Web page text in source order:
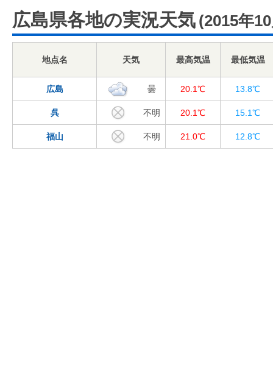
広島県各地の実況天気 (2015年
地点名 天気 最高気温 最低気温
広島 曇 20.1℃ 13.8℃
呉 不明 20.1℃ 15.1℃
福山 不明 21.0℃ 12.8℃